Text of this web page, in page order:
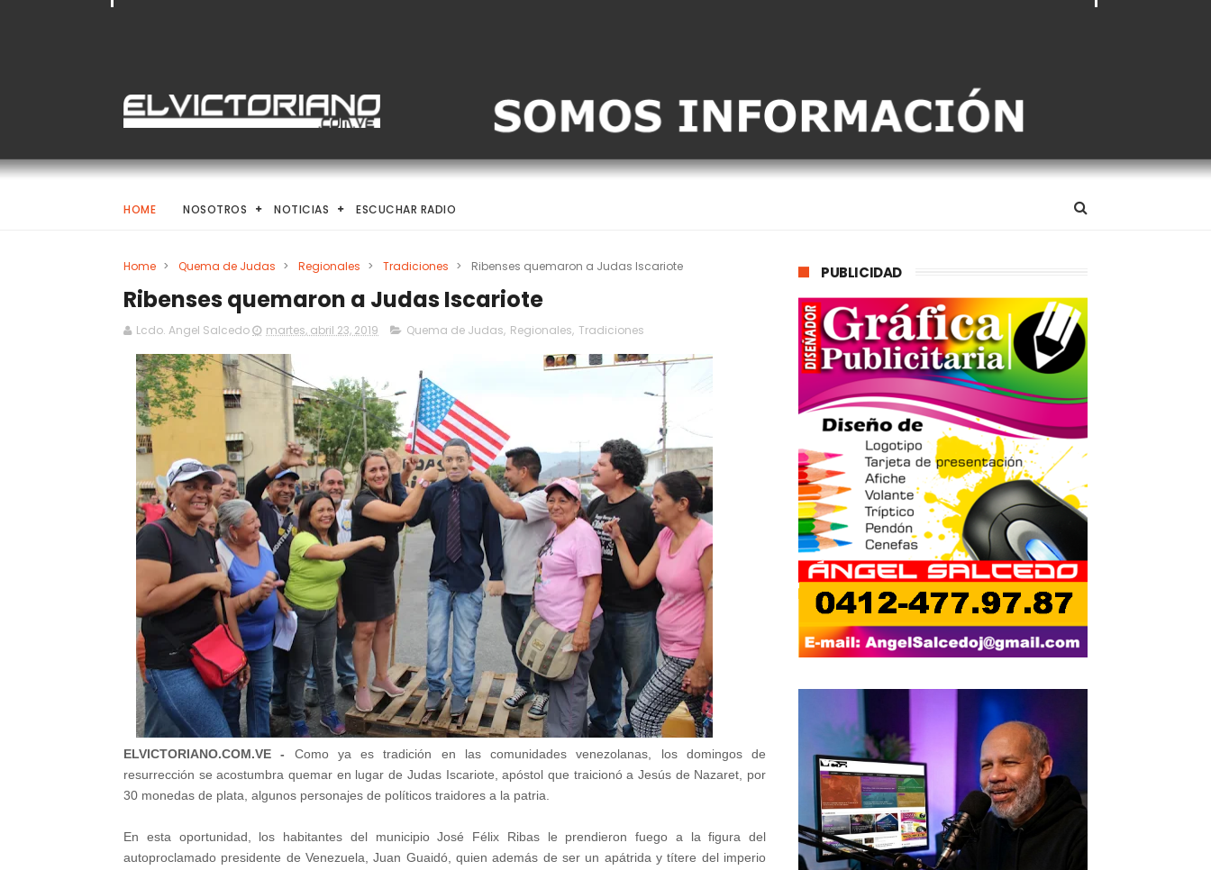
HOME NOSOTROS NOTICIAS ESCUCHAR RADIO
Home > Quema de Judas > Regionales > Tradiciones > Ribenses quemaron a Judas Iscariote
Ribenses quemaron a Judas Iscariote
Lcdo. Angel Salcedo martes, abril 23, 2019 Quema de Judas, Regionales, Tradiciones
ELVICTORIANO.COM.VE - Como ya es tradición en las comunidades venezolanas, los domingos de
resurrección se acostumbra quemar en lugar de Judas Iscariote, apóstol que traicionó a Jesús de Nazaret, por
30 monedas de plata, algunos personajes de políticos traidores a la patria.
En esta oportunidad, los habitantes del municipio José Félix Ribas le prendieron fuego a la figura del
autoproclamado presidente de Venezuela, Juan Guaidó, quien además de ser un apátrida y títere del imperio
PUBLICIDAD